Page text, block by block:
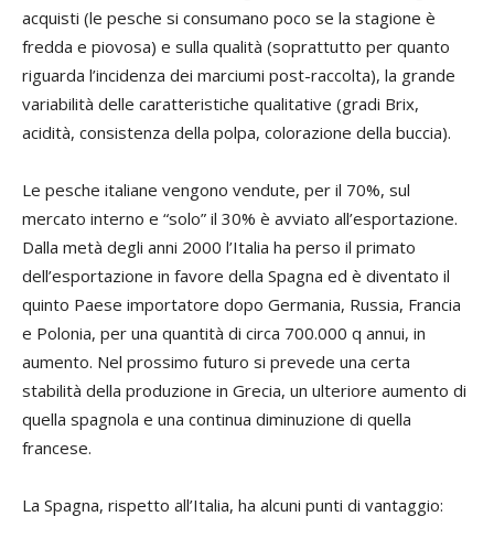
acquisti (le pesche si consumano poco se la stagione è
fredda e piovosa) e sulla qualità (soprattutto per quanto
riguarda l’incidenza dei marciumi post-raccolta), la grande
variabilità delle caratteristiche qualitative (gradi Brix,
acidità, consistenza della polpa, colorazione della buccia).
Le pesche italiane vengono vendute, per il 70%, sul
mercato interno e “solo” il 30% è avviato all’esportazione.
Dalla metà degli anni 2000 l’Italia ha perso il primato
dell’esportazione in favore della Spagna ed è diventato il
quinto Paese importatore dopo Germania, Russia, Francia
e Polonia, per una quantità di circa 700.000 q annui, in
aumento. Nel prossimo futuro si prevede una certa
stabilità della produzione in Grecia, un ulteriore aumento di
quella spagnola e una continua diminuzione di quella
francese.
La Spagna, rispetto all’Italia, ha alcuni punti di vantaggio: